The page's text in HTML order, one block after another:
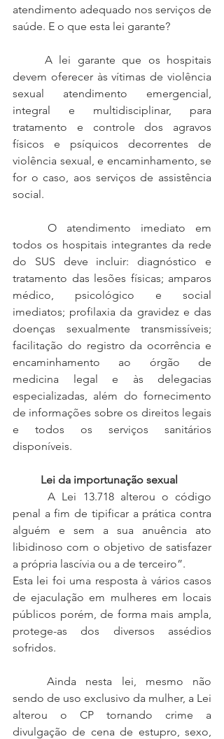
atendimento adequado nos serviços de
saúde. E o que esta lei garante?
devem oferecer às vítimas de violência
sexual atendimento emergencial,
integral e multidisciplinar, para
tratamento e controle dos agravos
físicos e psíquicos decorrentes de
violência sexual, e encaminhamento, se
for o caso, aos serviços de assistência
social.
todos os hospitais integrantes da rede
do SUS deve incluir: diagnóstico e
tratamento das lesões físicas; amparos
médico, psicológico e social
imediatos; profilaxia da gravidez e das
doenças sexualmente transmissíveis;
facilitação do registro da ocorrência e
encaminhamento ao órgão de
medicina legal e às delegacias
especializadas, além do fornecimento
de informações sobre os direitos legais
e todos os serviços sanitários
disponíveis.
Lei da importunação sexual
penal a fim de tipificar a prática contra
alguém e sem a sua anuência ato
libidinoso com o objetivo de satisfazer
a própria lascívia ou a de terceiro”.
Esta lei foi uma resposta à vários casos
de ejaculação em mulheres em locais
públicos porém, de forma mais ampla,
protege-as dos diversos assédios
sofridos.
	Ainda nesta lei, mesmo não
sendo de uso exclusivo da mulher, a Lei
alterou o CP tornando crime a
divulgação de cena de estupro, sexo,